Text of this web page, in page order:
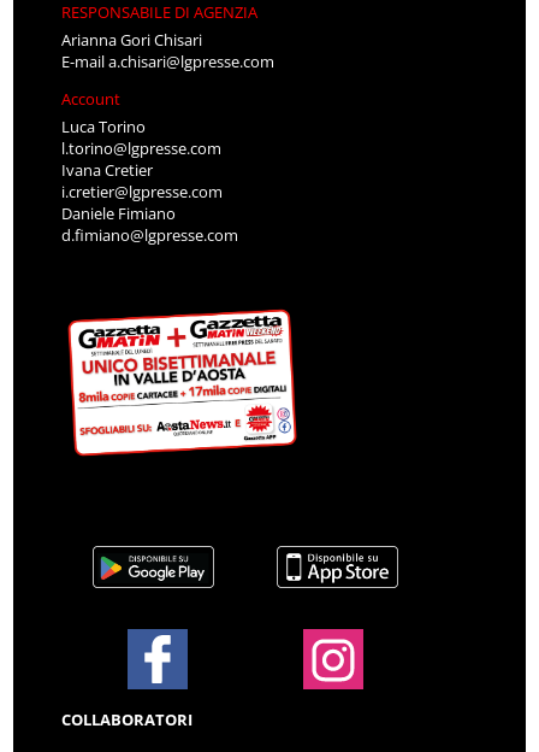
RESPONSABILE DI AGENZIA
Arianna Gori Chisari
E-maila.chisari@lgpresse.com
Account
Luca Torino
l.torino@lgpresse.com
Ivana Cretier
i.cretier@lgpresse.com
Daniele Fimiano
d.fimiano@lgpresse.com
COLLABORATORI